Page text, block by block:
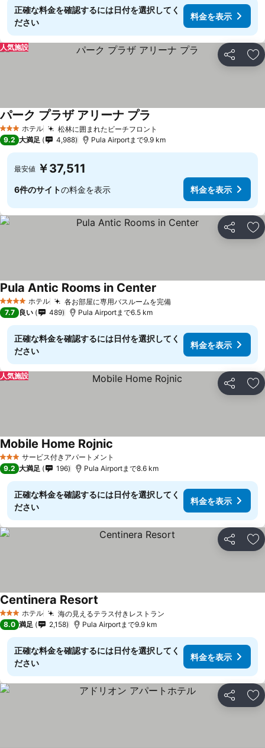
正確な料金を確認するには日付を選択してく
ださい
料金を表示
シェア お
人気施設
3 ホテルのランク
ホテル 松林に囲まれたビーチフロント
パーク プラザ アリーナ プラ
9.2 大満足 4,988 Pula Airportまで9.9 km
最安値 ￥37,511
6件のサイトの料金を表示 料金を表示
シェア お
4 ホテルのランク
ホテル 各お部屋に専用バスルームを完備
Pula Antic Rooms in Center
7.7 良い 489 Pula Airportまで6.5 km
正確な料金を確認するには日付を選択してく
ださい
料金を表示
シェア お
人気施設
3 ホテルのランク
サービス付きアパートメント
Mobile Home Rojnic
9.2 大満足 196 Pula Airportまで8.6 km
正確な料金を確認するには日付を選択してく
ださい
料金を表示
シェア お
3 ホテルのランク
ホテル 海の見えるテラス付きレストラン
Centinera Resort
8.0 満足 2,158 Pula Airportまで9.9 km
正確な料金を確認するには日付を選択してく
ださい
料金を表示
シェア お